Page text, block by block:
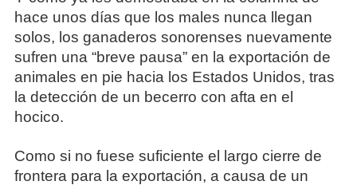
hace unos días que los males nunca llegan
solos, los ganaderos sonorenses nuevamente
sufren una “breve pausa” en la exportación de
animales en pie hacia los Estados Unidos, tras
la detección de un becerro con afta en el
hocico.
Como si no fuese suficiente el largo cierre de
frontera para la exportación, a causa de un